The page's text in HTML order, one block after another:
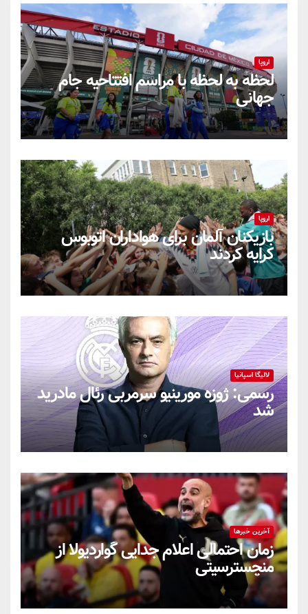
اروپا
لحظه به لحظه با مراسم افتتاحیه جام
جهانی
اروپا
بازیکنان آلمان برای هواداران اتوبوس
کرایه کردند
لالیگا اسپانیا
رسمی: ژوزه مورینیو سرمربی رئال مادرید
شد
آخرین خبرها
زمان احتمالی اعلام جدایی گواردیولا از
منچسترسیتی